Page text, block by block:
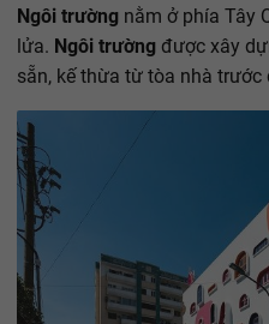
Ngôi trường nằm ở phía Tây
lửa. Ngôi trường được xây
sẵn, kế thừa từ tòa nhà trước